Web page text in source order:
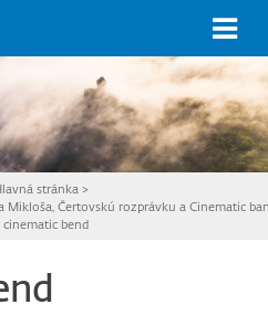
stránka >
Čertovskú rozprávku a Cinematic
cinematic bend